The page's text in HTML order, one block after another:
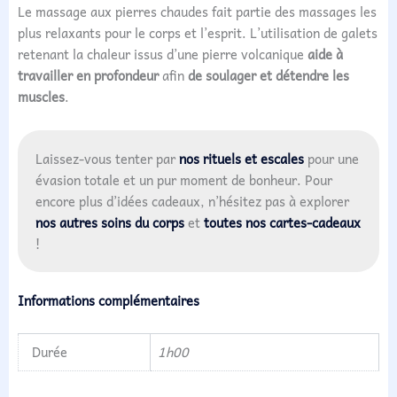
Le massage aux pierres chaudes fait partie des massages les
plus relaxants pour le corps et l’esprit. L’utilisation de galets
retenant la chaleur issus d’une pierre volcanique aide à
travailler en profondeurafinde soulager et détendre les
muscles.
Laissez-vous tenter parnos rituels et escales pour une
évasion totale et un pur moment de bonheur. Pour
encore plus d’idées cadeaux, n’hésitez pas à explorer
nos autres soins du corpsettoutes nos cartes-cadeaux
!
Informations complémentaires
Durée 1h00